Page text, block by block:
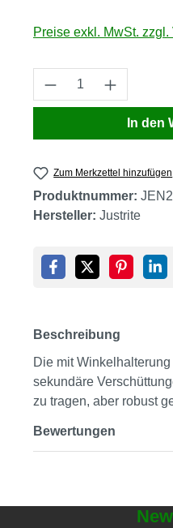
Preise exkl. MwSt. zzgl.
Produkt Anzahl:
In den
Zum Merkzettel hinzufügen
Produktnummer:
Hersteller: Justrite
Beschreibung
Die mit
sekundäre
zu tragen, aber robust
Bewertungen